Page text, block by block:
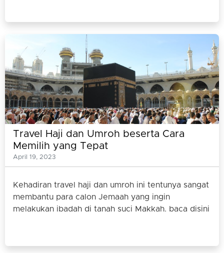
Travel Haji dan Umroh beserta Cara
Memilih yang Tepat
April 19, 2023
Kehadiran travel haji dan umroh ini tentunya sangat
membantu para calon Jemaah yang ingin
melakukan ibadah di tanah suci Makkah. baca disini